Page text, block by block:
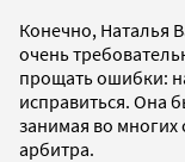
Конечно, Наталья
очень
прощать ошибки:
исправиться. Она
занимая во
арбитра.